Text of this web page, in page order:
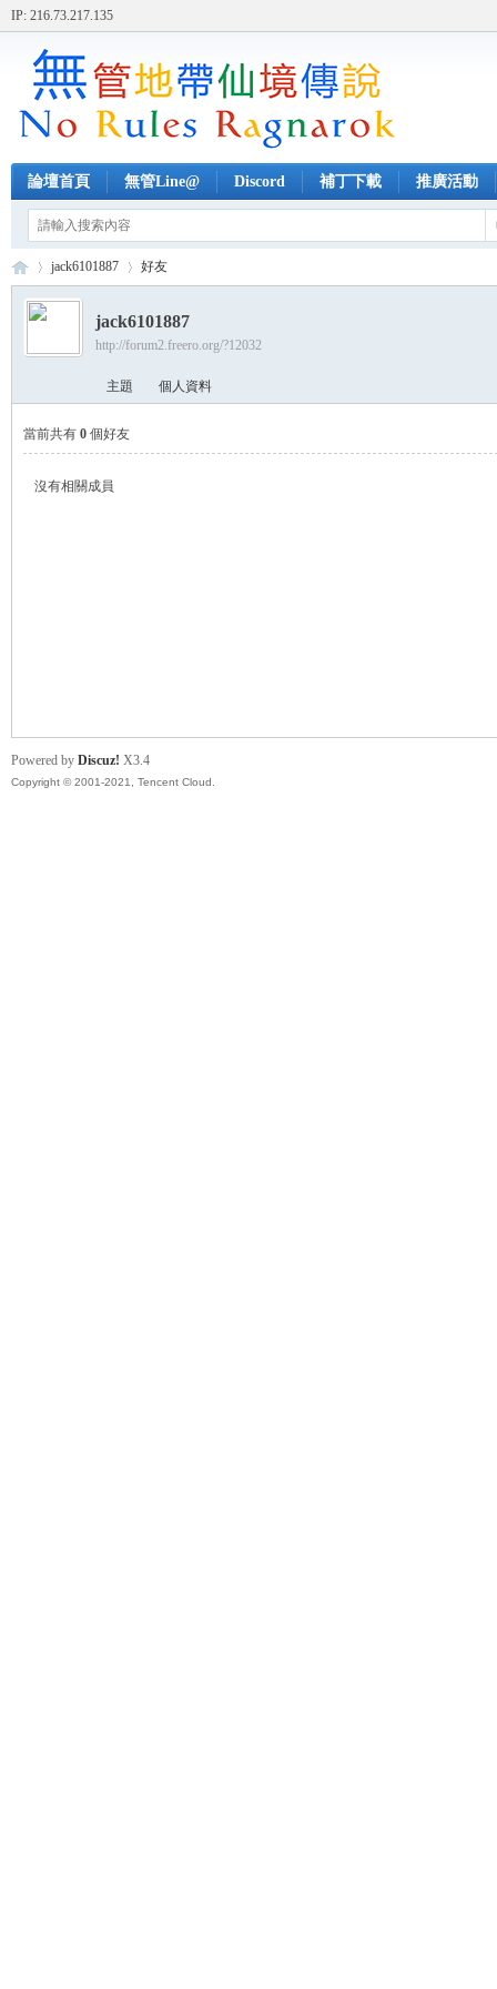
IP: 216.73.217.135
論壇首頁 無管Line@ Discord 補丁下載 推廣活動
›
jack6101887 好友
jack6101887
http://forum2.freero.org/?12032
主題 個人資料
當前共有 0 個好友
沒有相關成員
Powered by Discuz! X3.4
Copyright © 2001-2021, Tencent Cloud.